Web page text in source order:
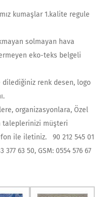
kumaşlar 1.kalite regule
solmayan hava
eko-teks belgeli
renk desen, logo
organizasyonlara, Özel
taleplerinizi müşteri
ile iletiniz. 90 212 545 01
377 63 50, GSM: 0554 576 67